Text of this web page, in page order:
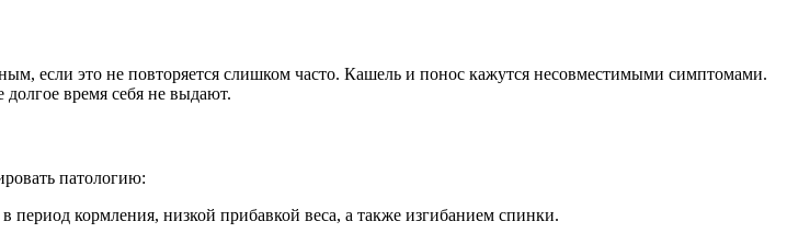
если это не повторяется слишком часто. Кашель и понос кажутся несовместимыми симптомами.
время себя не выдают.
патологию:
период кормления, низкой прибавкой веса, а также изгибанием спинки.